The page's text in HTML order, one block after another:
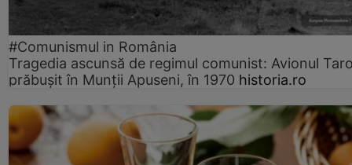
#Comunismul in România
Tragedia ascunsă de regimul comunist: Avionul
prăbușit în Munții Apuseni, în 1970 historia.ro